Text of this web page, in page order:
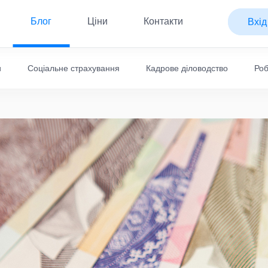
Блог Ціни Контакти Вхід
Соціальне страхування Кадрове діловодство